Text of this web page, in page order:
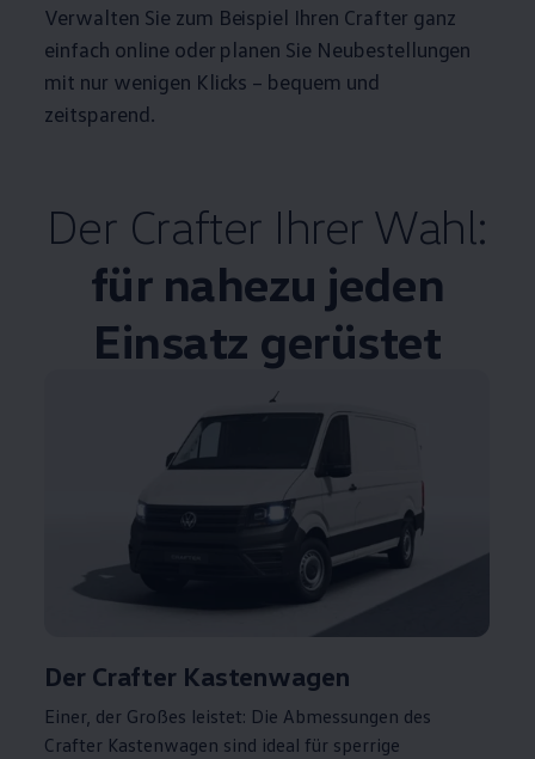
Verwalten Sie zum Beispiel Ihren Crafter ganz
einfach online oder planen Sie Neubestellungen
mit nur wenigen Klicks – bequem und
zeitsparend.
Der CrafterIhrer Wahl:
für nahezu jeden
Einsatz gerüstet
Der Crafter Kastenwagen
Einer, der Großes leistet: Die Abmessungen des
Crafter Kastenwagen sind ideal für sperrige